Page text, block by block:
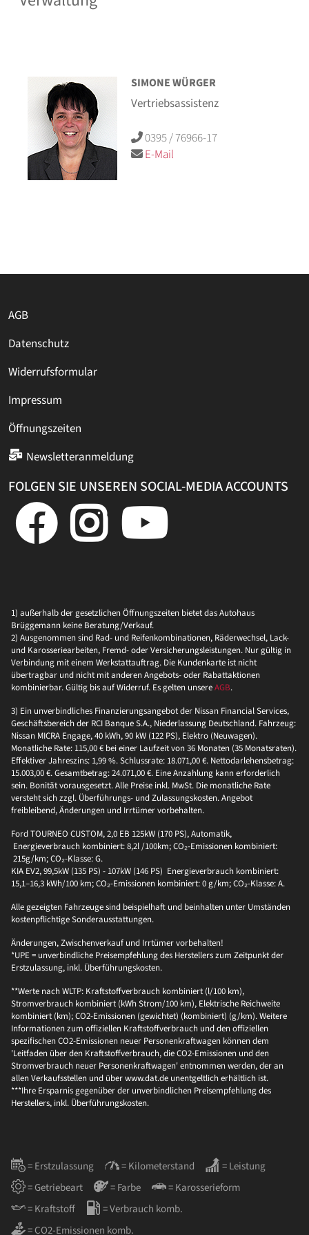
SIMONE WÜRGER
Vertriebsassistenz
0395 / 76966-17
E-Mail
AGB
Datenschutz
Widerrufsformular
Impressum
Öffnungszeiten
Newsletteranmeldung
FOLGEN SIE UNSEREN SOCIAL-MEDIA ACCOUNTS
1) außerhalb der gesetzlichen Öffnungszeiten bietet das Autohaus
Brüggemann keine Beratung/Verkauf.
2) Ausgenommen sind Rad- und Reifenkombinationen, Räderwechsel, Lack-
und Karosseriearbeiten, Fremd- oder Versicherungsleistungen. Nur gültig in
Verbindung mit einem Werkstattauftrag. Die Kundenkarte ist nicht
übertragbar und nicht mit anderen Angebots- oder Rabattaktionen
kombinierbar. Gültig bis auf Widerruf. Es gelten unsereAGB.
3) Ein unverbindliches Finanzierungsangebot der Nissan Financial Services,
Geschäftsbereich der RCI Banque S.A., Niederlassung Deutschland. Fahrzeug:
Nissan MICRA Engage, 40 kWh, 90 kW (122 PS), Elektro (Neuwagen).
Monatliche Rate: 115,00 € bei einer Laufzeit von 36 Monaten (35 Monatsraten).
Effektiver Jahreszins: 1,99 %. Schlussrate: 18.071,00 €. Nettodarlehensbetrag:
15.003,00 €. Gesamtbetrag: 24.071,00 €. Eine Anzahlung kann erforderlich
sein. Bonität vorausgesetzt. Alle Preise inkl. MwSt. Die monatliche Rate
versteht sich zzgl. Überführungs- und Zulassungskosten. Angebot
freibleibend, Änderungen und Irrtümer vorbehalten.
Ford TOURNEO CUSTOM, 2,0 EB 125kW (170 PS), Automatik,
Energieverbrauch kombiniert: 8,2l /100km; CO₂-Emissionen kombiniert:
215g/km; CO₂-Klasse: G.
KIA EV2, 99,5kW (135 PS) - 107kW (146 PS) Energieverbrauch kombiniert:
15,1–16,3 kWh/100 km; CO₂-Emissionen kombiniert: 0 g/km; CO₂-Klasse: A.
Alle gezeigten Fahrzeuge sind beispielhaft und beinhalten unter Umständen
kostenpflichtige Sonderausstattungen.
Änderungen, Zwischenverkauf und Irrtümer vorbehalten!
*UPE = unverbindliche Preisempfehlung des Herstellers zum Zeitpunkt der
Erstzulassung, inkl. Überführungskosten.
**Werte nach WLTP: Kraftstoffverbrauch kombiniert (l/100 km),
Stromverbrauch kombiniert (kWh Strom/100 km), Elektrische Reichweite
kombiniert (km); CO2-Emissionen (gewichtet) (kombiniert) (g/km). Weitere
Informationen zum offiziellen Kraftstoffverbrauch und den offiziellen
spezifischen CO2-Emissionen neuer Personenkraftwagen können dem
'Leitfaden über den Kraftstoffverbrauch, die CO2-Emissionen und den
Stromverbrauch neuer Personenkraftwagen' entnommen werden, der an
allen Verkaufsstellen und über www.dat.de unentgeltlich erhältlich ist.
***Ihre Ersparnis gegenüber der unverbindlichen Preisempfehlung des
Herstellers, inkl. Überführungskosten.
= Erstzulassung = Kilometerstand
= Leistung
= Getriebeart
= Farbe
= Karosserieform
= Kraftstoff
= Verbrauch komb.
= CO2-Emissionen komb.